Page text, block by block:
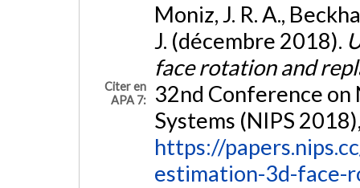
Citer en
APA 7:
Moniz, J. R. A.,
J. (décembre 2018).
face rotation and
32nd Conference
Systems (NIPS
https://
estimation-3d-face-